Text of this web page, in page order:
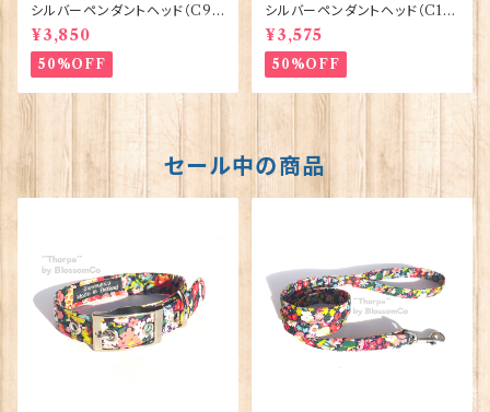
シルバーペンダントヘッド（C9
3）バイオリン ORTAK 70160
¥3,850
50%OFF
シルバーペンダントヘッド（C1
9）バグパイプ ORTAK 70158
¥3,575
50%OFF
セール中の商品